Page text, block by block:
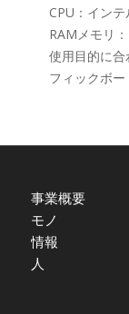
CPU：イン
RAMメモリ
使用目的に合
フィックボー
事業概要
モノ
情報
人